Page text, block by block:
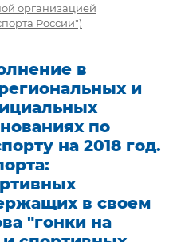
организацией
России")
в
и
по
на 2018 год.
в своем
"гонки на